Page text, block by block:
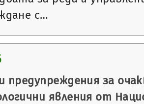
с…
предупреждения за
явления от